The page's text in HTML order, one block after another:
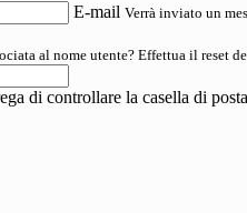
E-mail Verrà inviato un
al nome utente? Effettua il reset
di controllare la casella di